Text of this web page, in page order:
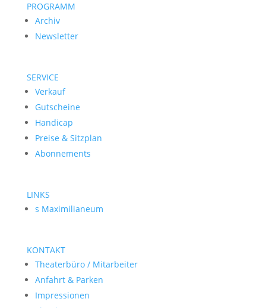
PROGRAMM
Archiv
Newsletter
SERVICE
Verkauf
Gutscheine
Handicap
Preise & Sitzplan
Abonnements
LINKS
s Maximilianeum
KONTAKT
Theaterbüro / Mitarbeiter
Anfahrt & Parken
Impressionen